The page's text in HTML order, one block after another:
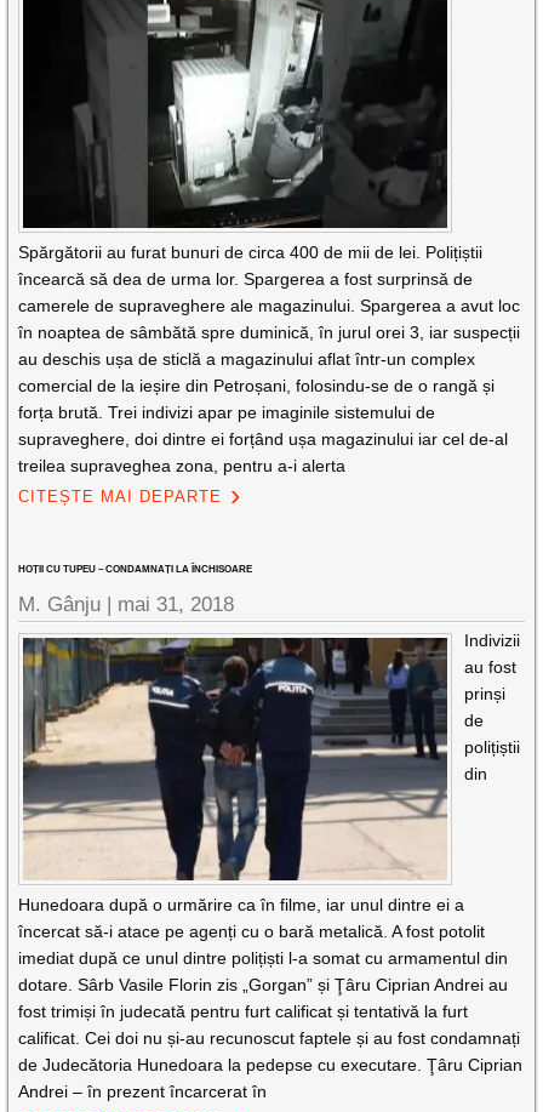
Spărgătorii au furat bunuri de circa 400 de mii de lei. Polițiștii
încearcă să dea de urma lor. Spargerea a fost surprinsă de
camerele de supraveghere ale magazinului. Spargerea a avut loc
în noaptea de sâmbătă spre duminică, în jurul orei 3, iar suspecții
au deschis ușa de sticlă a magazinului aflat într-un complex
comercial de la ieșire din Petroșani, folosindu-se de o rangă și
forța brută. Trei indivizi apar pe imaginile sistemului de
supraveghere, doi dintre ei forțând ușa magazinului iar cel de-al
treilea supraveghea zona, pentru a-i alerta
CITEȘTE MAI DEPARTE
HOȚII CU TUPEU – CONDAMNAȚI LA ÎNCHISOARE
M. Gânju | mai 31, 2018
Indivizii
au fost
prinși
de
polițiștii
din
Hunedoara după o urmărire ca în filme, iar unul dintre ei a
încercat să-i atace pe agenți cu o bară metalică. A fost potolit
imediat după ce unul dintre polițiști l-a somat cu armamentul din
dotare. Sârb Vasile Florin zis „Gorgan” și Ţâru Ciprian Andrei au
fost trimiși în judecată pentru furt calificat și tentativă la furt
calificat. Cei doi nu și-au recunoscut faptele și au fost condamnați
de Judecătoria Hunedoara la pedepse cu executare. Ţâru Ciprian
Andrei – în prezent încarcerat în